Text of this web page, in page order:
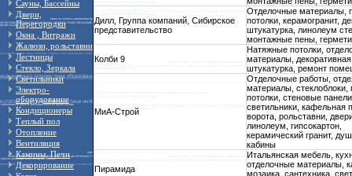
Сауны, Бассейны
Двери,
Перегородки
Окна , Витражи
Жалюзи, рольставни
Лестницы
Стекло, Зеркала
Светильники
Электро-
оборудование
Кондиционеры
Теплый пол
Отопление
Вентиляция
Камины, Печи
Декорирование
Дилл, Группа компаний, Сибирское
представительство
Отделочные материалы,
потолки, керамогранит,
штукатурка, линолеум
монтажные пены,
Колби 9
Натяжные потолки,
материалы, декоративная
штукатурка, ремонт
МиА-Строй
Отделочные работы,
материалы, стеклоблоки,
потолки, стеновые
светильники, кафельная
ворота, рольставни,
линолеум, гипсокартон,
керамический гранит,
кабины
Пирамида
Итальянская мебель,
отделочные материалы,
мозаика, сантехника,